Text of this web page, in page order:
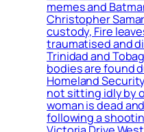
memes and
Christopher
custody, Fire
traumatised and
Trinidad and
bodies are found
Homeland
not sitting idly by
woman is dead
following a